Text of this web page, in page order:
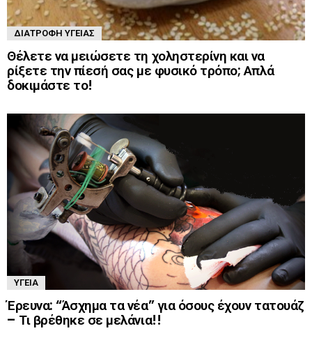
ΔΙΑΤΡΟΦΉ ΥΓΕΊΑΣ
Θέλετε να μειώσετε τη χοληστερίνη και να
ρίξετε την πίεσή σας με φυσικό τρόπο; Απλά
δοκιμάστε το!
ΥΓΕΊΑ
Έρευνα: “Άσχημα τα νέα” για όσους έχουν τατουάζ
– Τι βρέθηκε σε μελάνια!!